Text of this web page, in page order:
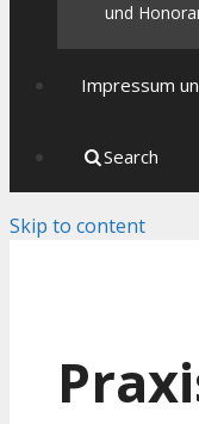
und
Impressum
Search
Skip to content